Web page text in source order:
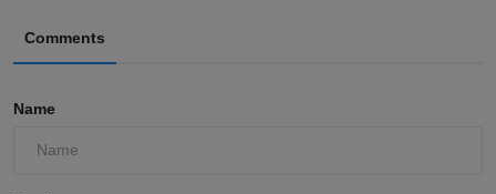
Comments
Name